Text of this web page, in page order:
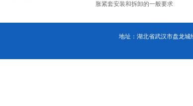
胀紧套安装和拆卸的一般要求
地址：湖北省武汉市盘龙城